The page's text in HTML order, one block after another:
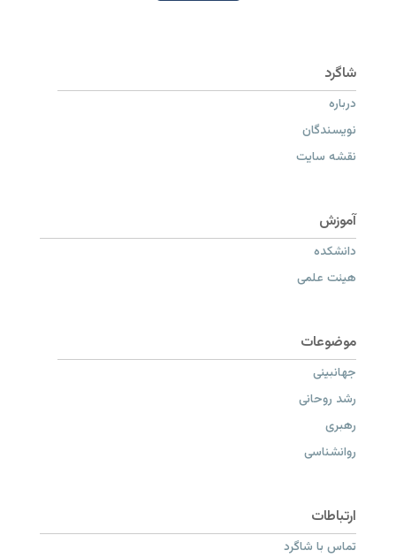
درباره
نویسندگان
نقشه سایت
دانشکده
هیئت علمی
جهانبینی
رشد روحانی
رهبری
روانشناسی
تماس با شاگرد